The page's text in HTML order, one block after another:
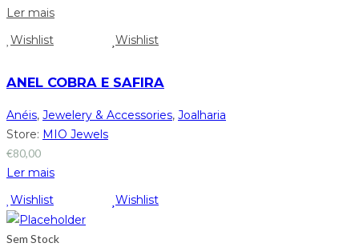
Ler mais
Wishlist
Wishlist
ANEL COBRA E SAFIRA
Anéis, Jewelery & Accessories, Joalharia
Store: MIO Jewels
€80,00
Ler mais
Wishlist
Wishlist
Sem Stock